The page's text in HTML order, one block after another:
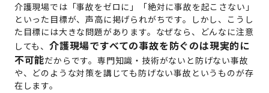
介護現場では「事故をゼロに」「絶対に事故を起こさない」
といった目標が、声高に掲げられがちです。しかし、こうし
た目標には大きな問題があります。なぜなら、どんなに注意
しても、介護現場ですべての事故を防ぐのは現実的に
不可能だからです。専門知識・技術がないと防げない事故
や、どのような対策を講じても防げない事故というものが存
在します。